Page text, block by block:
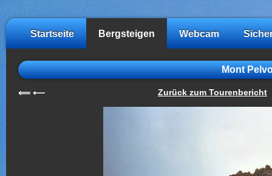
Startseite Bergsteigen Webcam
Mont
⟸ ⟵ Zurück zum Tourenbericht